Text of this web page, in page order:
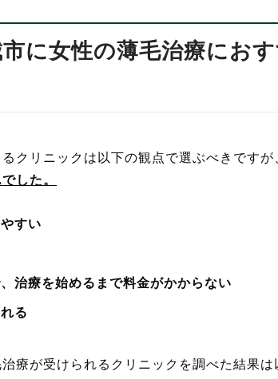
に女性の薄毛治療にお
クリニックは以下の観点で選ぶべきですが
した。
すい
治療を始めるまで料金がかからない
る
療が受けられるクリニックを調べた結果は